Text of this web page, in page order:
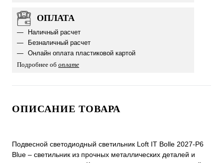
ОПЛАТА
Наличный расчет
Безналичный расчет
Онлайн оплата пластиковой картой
Подробнее об оплате
ОПИСАНИЕ ТОВАРА
Подвесной светодиодный светильник Loft IT Bolle 2027-P6
Blue – светильник из прочных металлических деталей и